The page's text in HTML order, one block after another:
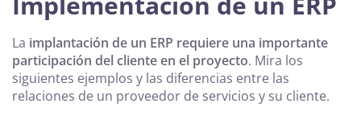
La implantación de un ERP requiere una importante
participación del cliente en el proyecto. Mira los
siguientes ejemplos y las diferencias entre las
relaciones de un proveedor de servicios y su cliente.